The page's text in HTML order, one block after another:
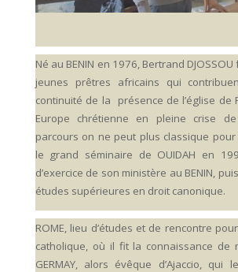
Né au BENIN en 1976, Bertrand
jeunes prêtres africains qui
continuité de la présence de l’église de
Europe chrétienne en pleine crise
parcours on ne peut plus classique pour
le grand séminaire de OUIDAH en
d’exercice de son ministère au BENIN,
études supérieures en droit canonique.
ROME, lieu d’études et de rencontre
catholique, où il fit la connaissance de
GERMAY, alors évêque d’Ajaccio, qui